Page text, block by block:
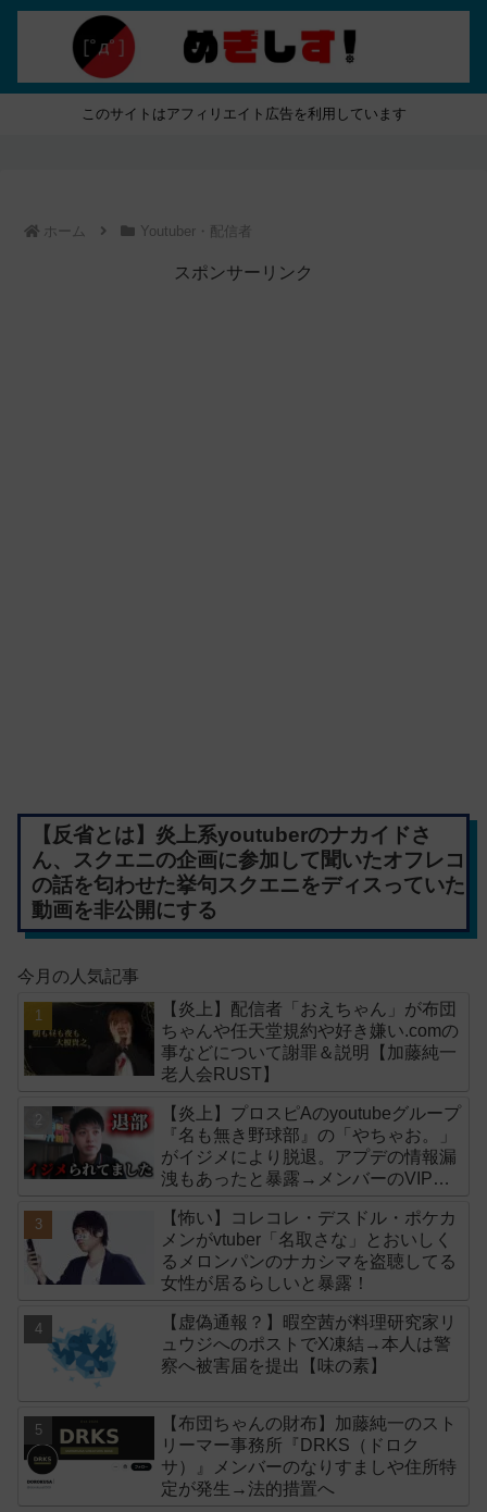
このサイトはアフィリエイト広告を利用しています
ホーム Youtuber・配信者
スポンサーリンク
【反省とは】炎上系youtuberのナカイドさ
ん、スクエニの企画に参加して聞いたオフレコ
の話を匂わせた挙句スクエニをディスっていた
動画を非公開にする
今月の人気記事
【炎上】配信者「おえちゃん」が布団
ちゃんや任天堂規約や好き嫌い.comの
事などについて謝罪＆説明【加藤純一
老人会RUST】
【炎上】プロスピAのyoutubeグループ
『名も無き野球部』の「やちゃお。」
がイジメにより脱退。アプデの情報漏
洩もあったと暴露→メンバーのVIPが
【怖い】コレコレ・デスドル・ポケカ
メンがvtuber「名取さな」とおいしく
るメロンパンのナカシマを盗聴してる
女性が居るらしいと暴露！
【虚偽通報？】暇空茜が料理研究家リ
ュウジへのポストでX凍結→本人は警
察へ被害届を提出【味の素】
【布団ちゃんの財布】加藤純一のスト
リーマー事務所『DRKS（ドロク
サ）』メンバーのなりすましや住所特
定が発生→法的措置へ